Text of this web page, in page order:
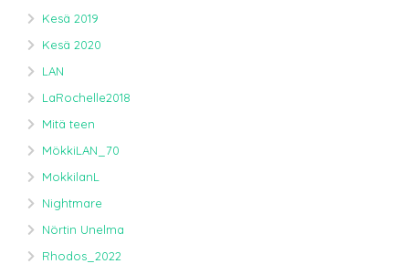
Kesä 2019
Kesä 2020
LAN
LaRochelle2018
Mitä teen
MökkiLAN_70
MokkilanL
Nightmare
Nörtin Unelma
Rhodos_2022